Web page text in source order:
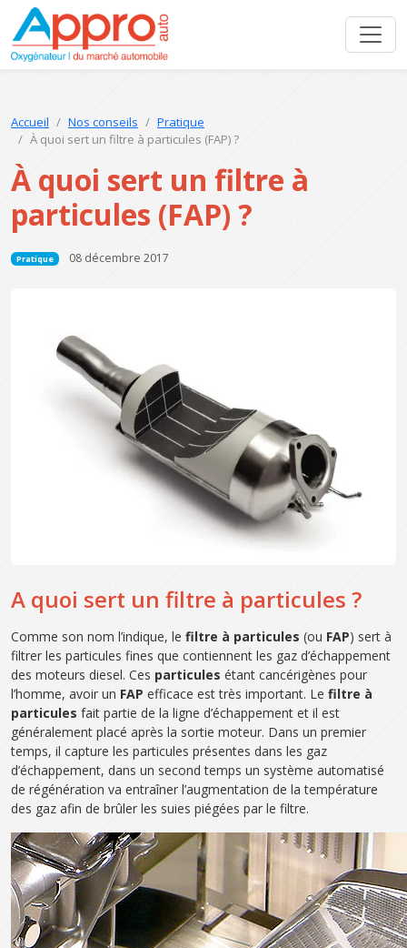
Accueil Nos conseils
Pratique
À quoi sert un filtre à particules (FAP) ?
À quoi sert un filtre à
particules (FAP) ?
Pratique 08 décembre 2017
A quoi sert un filtre à particules ?
Comme son nom l’indique, le filtre à particules (ou FAP) sert à
filtrer les particules fines que contiennent les gaz d’échappement
des moteurs diesel. Ces particules étant cancérigènes pour
l’homme, avoir un FAP efficace est très important. Le filtre à
particules fait partie de la ligne d’échappement et il est
généralement placé après la sortie moteur. Dans un premier
temps, il capture les particules présentes dans les gaz
d’échappement, dans un second temps un système automatisé
de régénération va entraîner l’augmentation de la température
des gaz afin de brûler les suies piégées par le filtre.